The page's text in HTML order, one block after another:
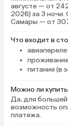
августе — от
2026) за 3 ночи.
Самары — от
Что входит в
питание (в
Можно ли
Да, для
возможность
платежа.